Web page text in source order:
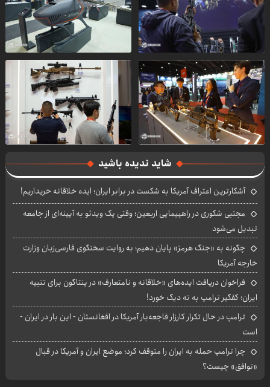
شاید ندیده باشید
آشکارترین اعتراف آمریکا به شکست در برابر ایران؛ ایده خلاقانه خریداریم!
مجتبی شکوری در راهپیمایی اربعین؛ وقتی یک ویدئو به آیینه‌ای از جامعه
تبدیل می‌شود
چگونه به «جنگ هرمز» پایان دهیم؛ به روایت سخنگوی فارسی‌زبان وزارت
خارجه آمریکا
فراخوان دریافت ایده‌های «خلاقانه و نامتعارف» در پنتاگون برای تنبیه
ایران؛ کفگیر ترامپ به ته دیگ خورد!
ترامپ در حال تکرار کارزار فاجعه‌بار آمریکا در افغانستان - این بار در ایران -
است
چرا ترامپ حمله به ایران را متوقف کرد؛ موضع ایران و آمریکا در قبال
«توافق» چیست؟